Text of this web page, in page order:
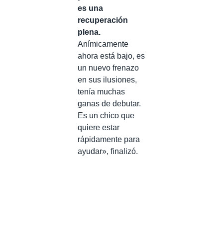
es una
recuperación
plena.
Anímicamente
ahora está bajo, es
un nuevo frenazo
en sus ilusiones,
tenía muchas
ganas de debutar.
Es un chico que
quiere estar
rápidamente para
ayudar», finalizó.